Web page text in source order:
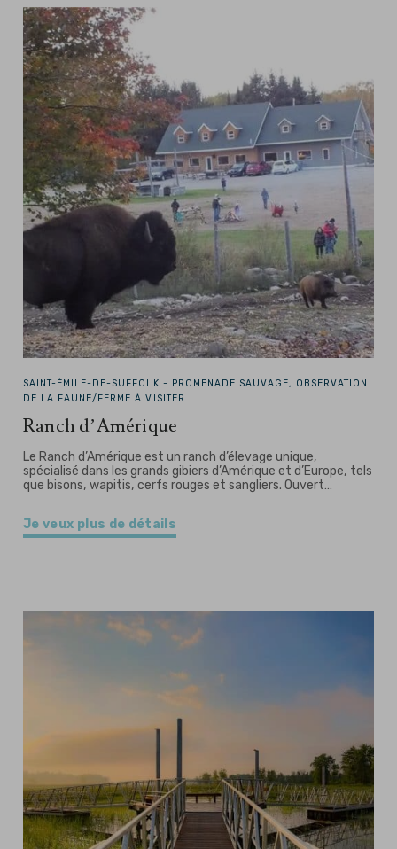
SAINT-ÉMILE-DE-SUFFOLK - PROMENADE SAUVAGE, OBSERVATION
DE LA FAUNE/FERME À VISITER
Ranch d’Amérique
Le Ranch d’Amérique est un ranch d’élevage unique,
spécialisé dans les grands gibiers d’Amérique et d’Europe, tels
que bisons, wapitis, cerfs rouges et sangliers. Ouvert…
Je veux plus de détails